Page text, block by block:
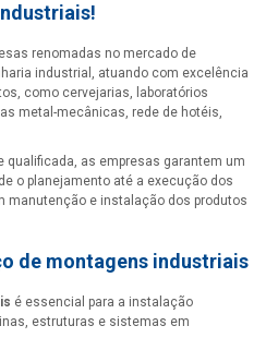
renomadas no mercado de
industrial, atuando com excelência
como cervejarias, laboratórios
metal-mecânicas, rede de hotéis,
qualificada, as empresas garantem um
o planejamento até a execução dos
manutenção e instalação dos produtos
de montagens industriais
é essencial para a instalação
estruturas e sistemas em